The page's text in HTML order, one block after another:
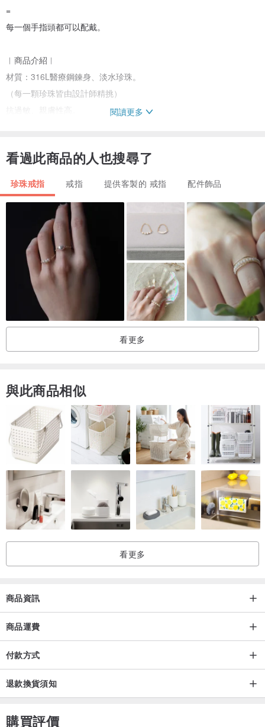
=
每一個手指頭都可以配戴。
︱商品介紹︱
材質：316L醫療鋼鍊身、淡水珍珠。
（每一顆珍珠皆由設計師精挑）
抗過敏、親膚性高。
編織珍珠長度：2.5cm
（鍊子上的小金珠可以自由調節長度。）
各個指圍皆可以配戴！
︱出貨天數︱
國內訂單：3至5個工作天出貨，出貨後約1至2天送達。
國外訂單：3至5個工作天出貨，香港、澳門訂單約1至2天送達。
※ 其他國家出貨後運送時間約為7至14個工作天，歡迎來信詢問。
※ 若屬急用送禮，請來信詢問設計師，我們會為您評估是否可在您預
期的時間內送達。
www.pinkoi.com/product/se2jcUjG
一般出貨包裝：
︱保養方式︱
※ 醫療鋼材質的飾品洗澡、睡覺時皆可以配戴。
※ 925純銀、14k包金材質的飾品洗澡、睡覺時建議取下，避免過度拉
扯、摩擦以及洗劑磨損飾品。
凡購買ZUZU JEWELRY的商品，我們皆會附贈密封夾鏈袋，佩戴完畢
袋內收藏即可。
※ 游泳、泡溫泉時請取下飾品。
閱讀更多
看過此商品的人也搜尋了
珍珠戒指 戒指 提供客製的 戒指 配件飾品
看更多
與此商品相似
看更多
商品資訊
商品運費
付款方式
退款換貨須知
購買評價